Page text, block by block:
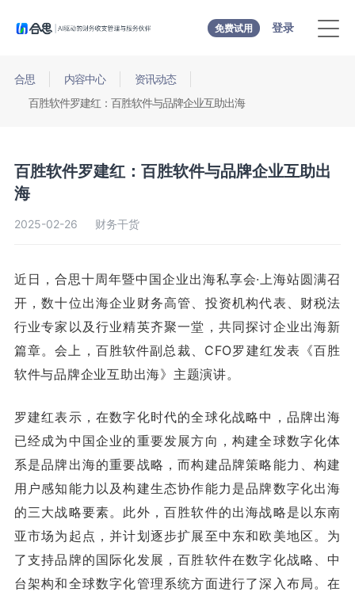
免费试用 登录
合思 内容中心
资讯动态
百胜软件罗建红：百胜软件与品牌企业互助出海
百胜软件罗建红：百胜软件与品牌企业互助出
海
2025-02-26 财务干货
近日，合思十周年暨中国企业出海私享会·上海站圆满召
开，数十位出海企业财务高管、投资机构代表、财税法
行业专家以及行业精英齐聚一堂，共同探讨企业出海新
篇章。会上，百胜软件副总裁、CFO罗建红发表《百胜
软件与品牌企业互助出海》主题演讲。
罗建红表示，在数字化时代的全球化战略中，品牌出海
已经成为中国企业的重要发展方向，构建全球数字化体
系是品牌出海的重要战略，而构建品牌策略能力、构建
用户感知能力以及构建生态协作能力是品牌数字化出海
的三大战略要素。此外，百胜软件的出海战略是以东南
亚市场为起点，并计划逐步扩展至中东和欧美地区。为
了支持品牌的国际化发展，百胜软件在数字化战略、中
台架构和全球数字化管理系统方面进行了深入布局。在